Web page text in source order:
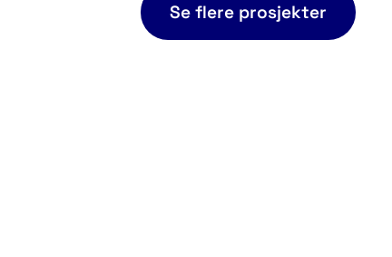
Se flere prosjekter